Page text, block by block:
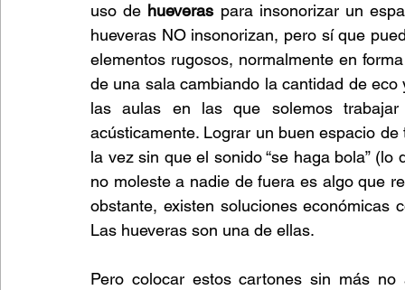
uso de hueveras para insonorizar un
hueveras NO insonorizan, pero sí que
elementos rugosos, normalmente en
de una sala cambiando la cantidad de
las aulas en las que solemos
acústicamente. Lograr un buen espacio
la vez sin que el sonido “se haga bola”
no moleste a nadie de fuera es algo que
obstante, existen soluciones económicas
Las hueveras son una de ellas.
Pero colocar estos cartones sin más